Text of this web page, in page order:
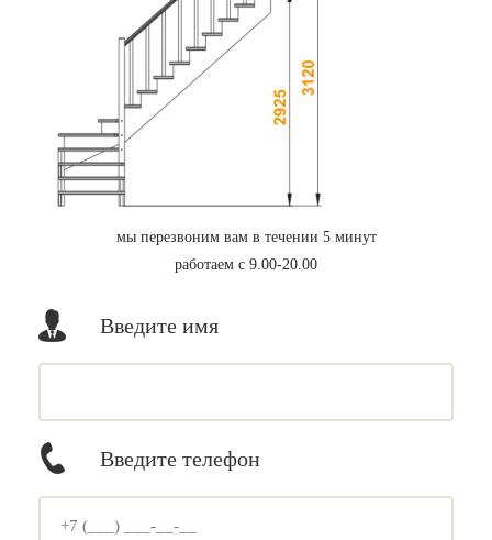
мы перезвоним вам в течении 5 минут
работаем с 9.00-20.00
Введите имя
Введите телефон